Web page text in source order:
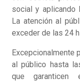
social y aplicando
La atención al
exceder de las 24
Excepcionalmente
al público hasta
que garanticen